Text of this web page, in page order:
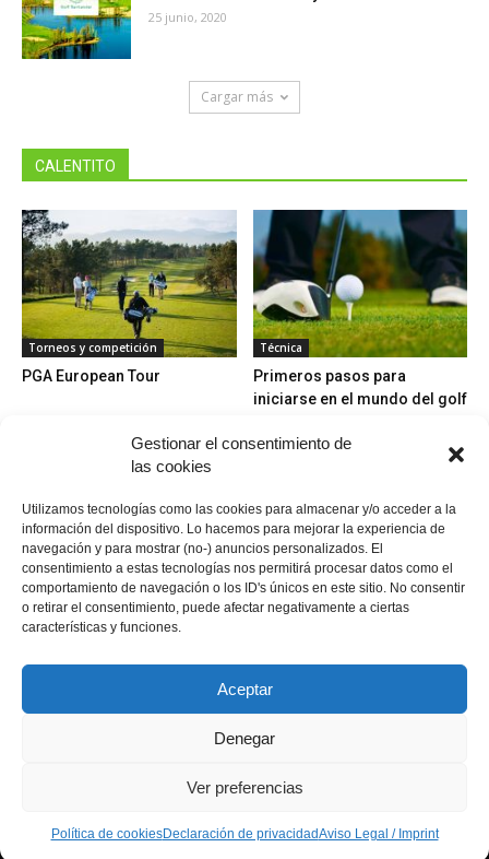
Gestionar el consentimiento de
las cookies
Utilizamos tecnologías como las cookies para almacenar y/o acceder a la
información del dispositivo. Lo hacemos para mejorar la experiencia de
navegación y para mostrar (no-) anuncios personalizados. El
consentimiento a estas tecnologías nos permitirá procesar datos como el
comportamiento de navegación o los ID's únicos en este sitio. No consentir
o retirar el consentimiento, puede afectar negativamente a ciertas
características y funciones.
Aceptar
Denegar
Ver preferencias
Política de cookiesDeclaración de privacidadAviso Legal / Imprint
25 junio, 2020
Cargar más
CALENTITO
Torneos y competición
PGA European Tour
Técnica
Primeros pasos para
iniciarse en el mundo del golf
Jugadores
Sean Foley
Campos
Santa Clara Golf Marbella
Política de cookies
Descargo de responsabilidad
© Copyright 2021 - MundoGolf.golf